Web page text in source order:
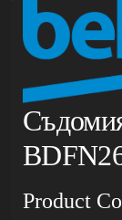
Product